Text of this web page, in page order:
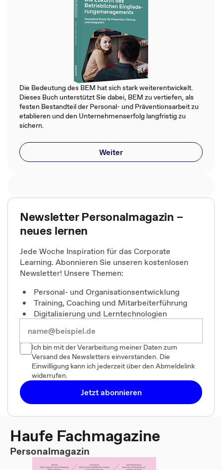
Die Bedeutung des BEM hat sich stark weiterentwickelt.
Dieses Buch unterstützt Sie dabei, BEM zu vertiefen, als
festen Bestandteil der Personal- und Präventionsarbeit zu
etablieren und den Unternehmenserfolg langfristig zu
sichern.
Weiter
Newsletter Personalmagazin –
neues lernen
Jede Woche Inspiration für das Corporate
Learning. Abonnieren Sie unseren kostenlosen
Newsletter! Unsere Themen:
Personal- und Organisationsentwicklung
Training, Coaching und Mitarbeiterführung
Digitalisierung und Lerntechnologien
Ich bin mit der Verarbeitung meiner Daten zum
Versand des Newsletters einverstanden. Die
Einwilligung kann ich jederzeit über den Abmeldelink
widerrufen.
Jetzt abonnieren
Haufe Fachmagazine
Personalmagazin